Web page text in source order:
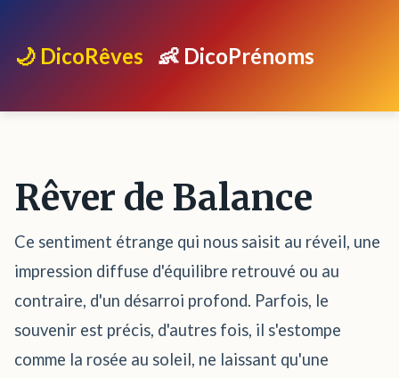
🌙 DicoRêves 👶 DicoPrénoms
Rêver de Balance
Ce sentiment étrange qui nous saisit au réveil, une
impression diffuse d'équilibre retrouvé ou au
contraire, d'un désarroi profond. Parfois, le
souvenir est précis, d'autres fois, il s'estompe
comme la rosée au soleil, ne laissant qu'une